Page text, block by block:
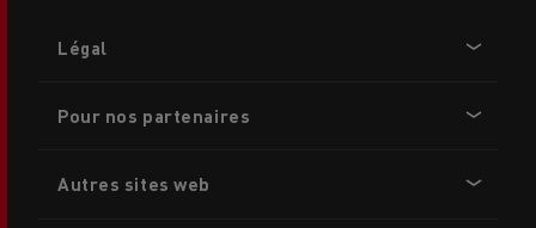
menu
Légal
Pour nos partenaires
Autres sites web